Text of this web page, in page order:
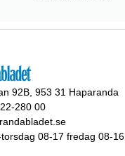
92B, 953 31 Haparanda
280 00
08-17 fredag 08-16